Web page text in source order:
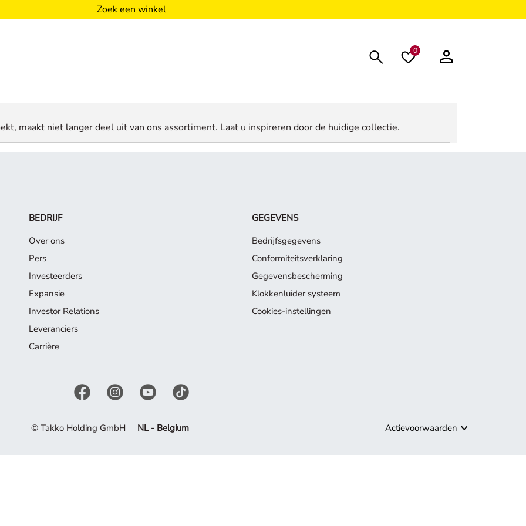
Zoek een winkel
0
maakt niet langer deel uit van ons assortiment. Laat u inspireren door de huidige collectie.
BEDRIJF
Over ons
Pers
Investeerders
Expansie
Investor Relations
Leveranciers
Carrière
GEGEVENS
Bedrijfsgegevens
Conformiteitsverklaring
Gegevensbescherming
Klokkenluider systeem
Cookies-instellingen
© Takko Holding GmbH NL - Belgium Actievoorwaarden